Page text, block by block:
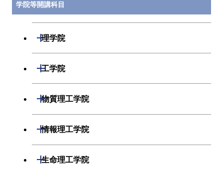
学院等開講科目
理学院
開閉
物理学コース
化学系
開閉
専門科目
工学院
開閉
機械系
開閉
エネルギーコース
システム制御コース
電気電子系
開閉
物質理工学院
開閉
材料系
開閉
情報理工学院
開閉
数理・計算科学系
開閉
生命理工学院
開閉